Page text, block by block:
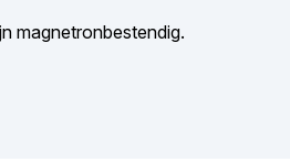
magnetronbestendig.